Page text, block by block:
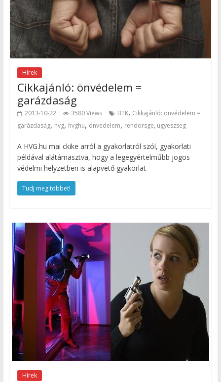
Hírek
Cikkajánló: önvédelem =
garázdaság
2013-10-22 3580 Views BTK, Cikkajánló: önvédelem =
garázdaság, hvg, hvghu, önvédelem, rendorsge, ugyeszseg
A HVG.hu mai ckike arról a gyakorlatról szól, gyakorlati
példával alátámasztva, hogy a legegyértelműbb jogos
védelmi helyzetben is alapvető gyakorlat
Tudj meg többet!
Hírek